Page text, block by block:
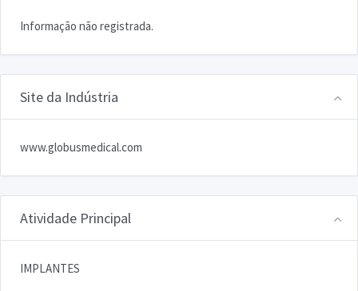
Informação não registrada.
Site da Indústria
www.globusmedical.com
Atividade Principal
IMPLANTES